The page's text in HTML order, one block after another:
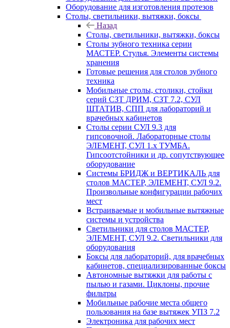
Оборудование для изготовления протезов
Cтолы, светильники, вытяжки, боксы
Назад
Cтолы, светильники, вытяжки, боксы
Столы зубного техника серии
МАСТЕР. Стулья. Элементы системы
хранения
Готовые решения для столов зубного
техника
Мобильные столы, столики, стойки
серий СЗТ ДРИМ, СЗТ 7.2, СУЛ
ШТАТИВ, СПП для лабораторий и
врачебных кабинетов
Столы серии СУЛ 9.3 для
гипсовочной. Лабораторные столы
ЭЛЕМЕНТ, СУЛ 1.х ТУМБА.
Гипсоотстойники и др. сопутствующее
оборудование
Системы БРИДЖ и ВЕРТИКАЛЬ для
столов МАСТЕР, ЭЛЕМЕНТ, СУЛ 9.2.
Произвольные конфигурации рабочих
мест
Встраиваемые и мобильные вытяжные
системы и устройства
Светильники для столов МАСТЕР,
ЭЛЕМЕНТ, СУЛ 9.2. Светильники для
оборудования
Боксы для лабораторий, для врачебных
кабинетов, специализированные боксы
Автономные вытяжки для работы с
пылью и газами. Циклоны, прочие
фильтры
Мобильные рабочие места общего
пользования на базе вытяжек УПЗ 7.2
Электроника для рабочих мест